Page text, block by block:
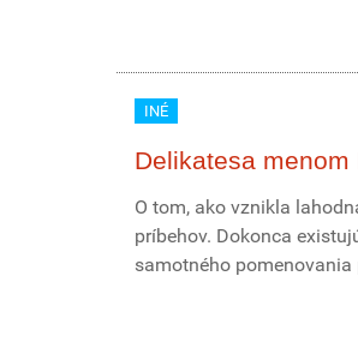
INÉ
Delikatesa menom
O tom, ako vznikla
príbehov. Dokonca
samotného pomenovania